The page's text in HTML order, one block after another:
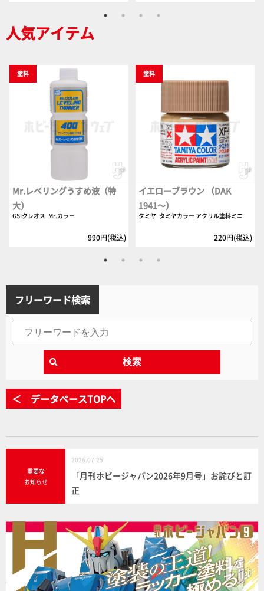
人気アイテム
塗料
Mr.レベリングうすめ液（特
大）
GSIクレオス Mr.カラー
990円(税込)
塗料
イエローブラウン （DAK
1941～）
タミヤ タミヤカラー アクリル塗料ミニ
220円(税込)
フリーワード検索
検索
＜ データベースTOPへ
重要な
お知らせ
2026.07.25
「月刊ホビージャパン2026年9月号」お詫びと訂
正